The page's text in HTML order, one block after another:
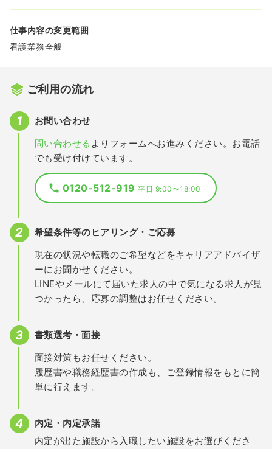
仕事内容の変更範囲
看護業務全般
ご利用の流れ
お問い合わせ
問い合わせる よりフォームへお進みください。お電話
でも受け付けています。
0120-512-919平日 9:00〜18:00
希望条件等のヒアリング・ご応募
現在の状況や転職のご希望などをキャリアアドバイザ
ーにお聞かせください。
LINEやメールにて届いた求人の中で気になる求人が見
つかったら、応募の調整はお任せください。
書類選考・面接
面接対策もお任せください。
履歴書や職務経歴書の作成も、ご登録情報をもとに簡
単に行えます。
内定・内定承諾
内定が出た施設から入職したい施設をお選びくださ